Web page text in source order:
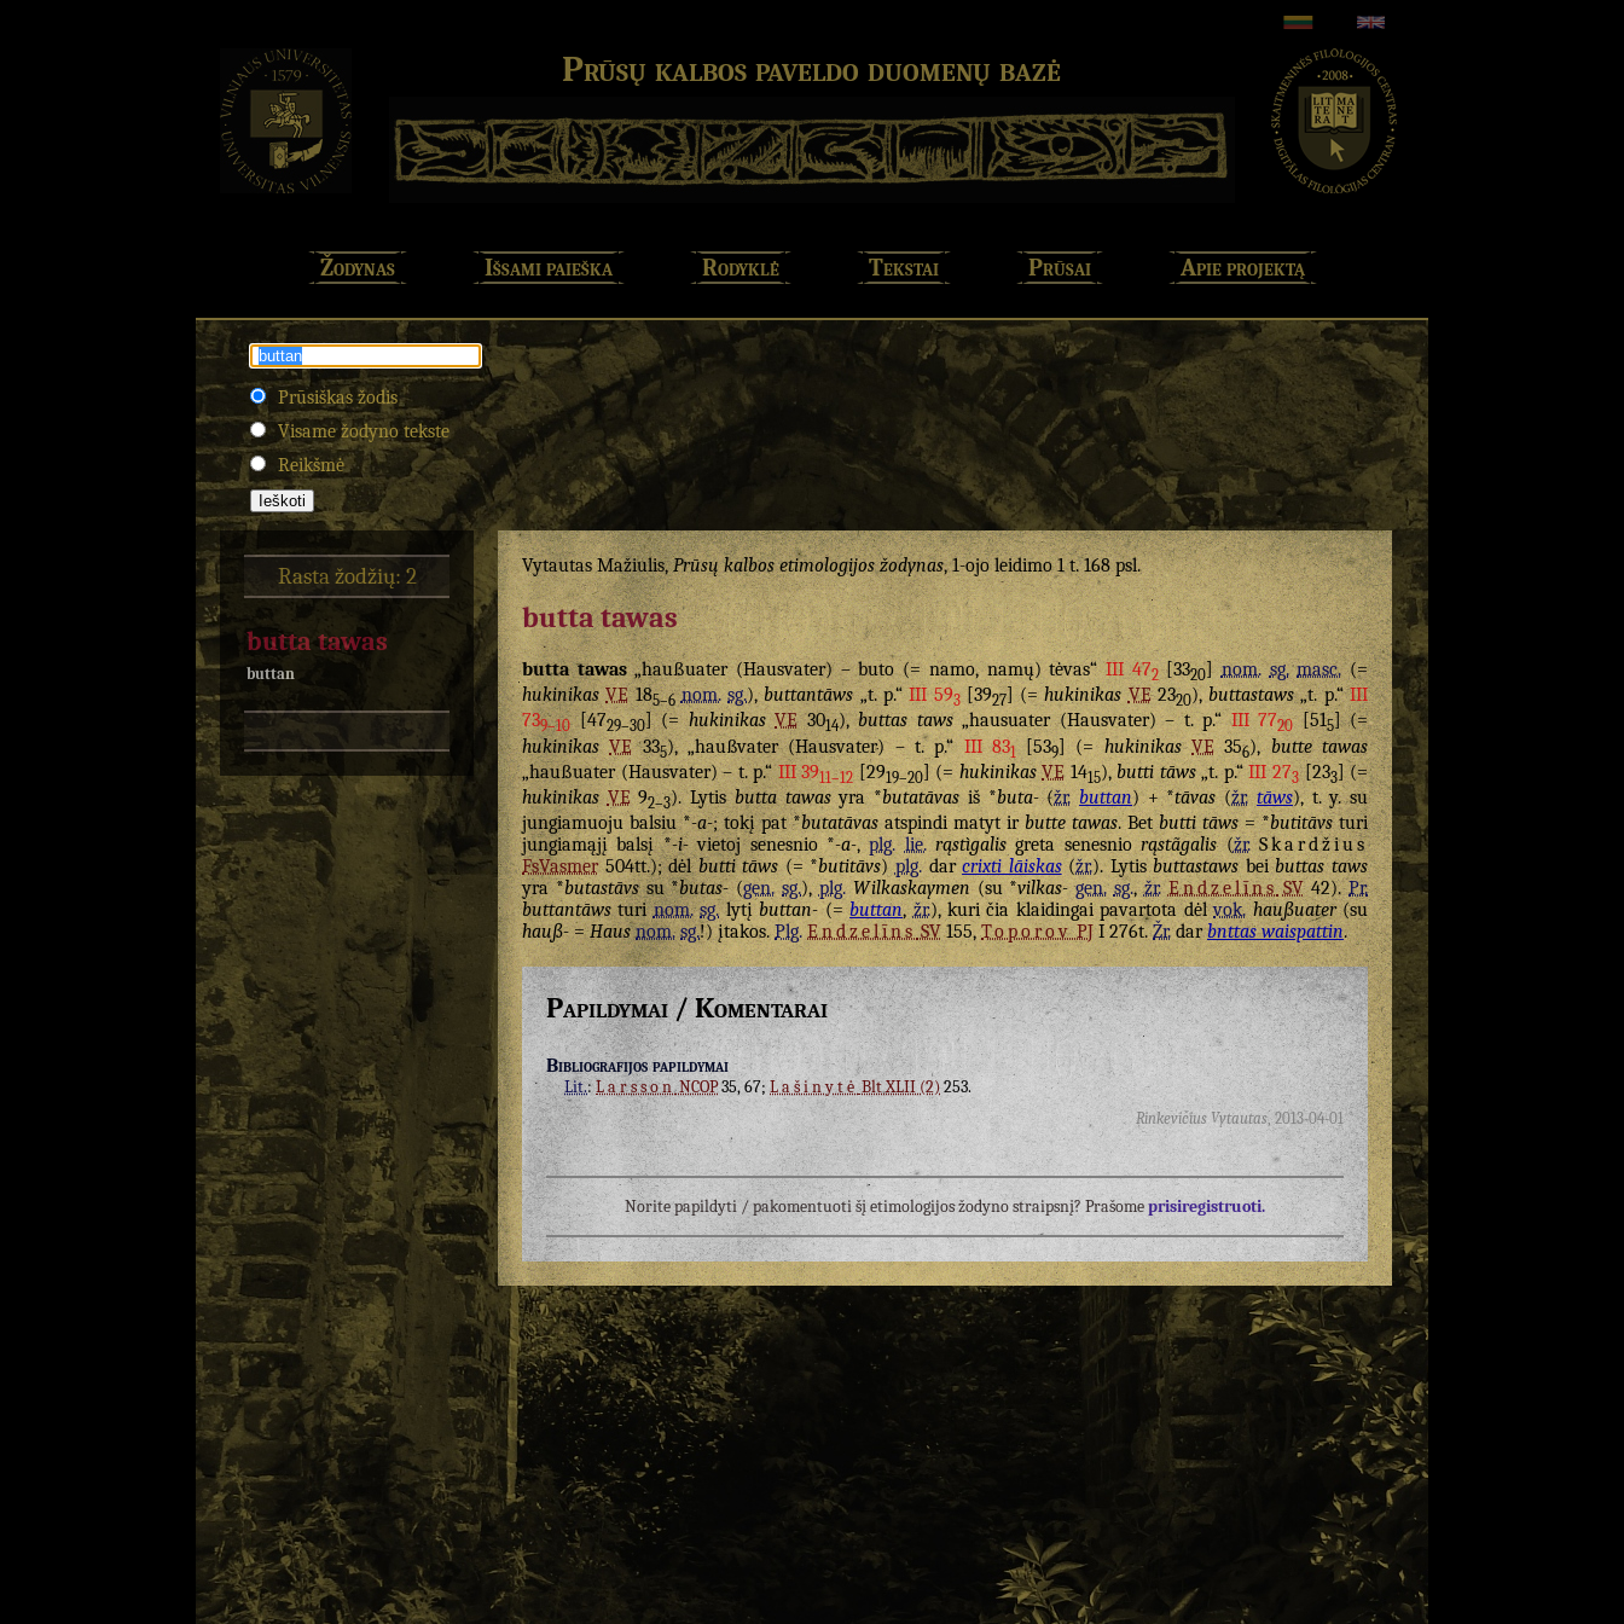
Prūsų kalbos paveldo duomenų bazė
Žodynas Išsami paieška Rodyklė Tekstai Prūsai Apie projektą
Prūsiškas žodis
Visame žodyno tekste
Reikšmė
Rasta žodžių: 2
butta tawas
buttan
Vytautas Mažiulis,Prūsų kalbos etimologijos žodynas, 1-ojo leidimo 1 t. 168 psl.
butta tawas
butta tawas„haußuater (Hausvater) – buto (= namo, namų) tėvas“III 472[3320]nom. sg. masc.(=
hukinikas VE185–6 nom. sg.),buttantāws„t. p.“III 593[3927] (=hukinikas VE2320),buttastaws„t. p.“III
739–10[4729–30] (=hukinikas VE3014),buttas taws„hausuater (Hausvater) – t. p.“III 7720[515] (=
hukinikas VE335), „haußvater (Hausvater) – t. p.“ III 831[539] (= hukinikas VE356), butte tawas
„haußuater (Hausvater) – t. p.“III 3911–12[2919–20] (=hukinikas VE 1415), butti tāws„t. p.“III 273[233] (=
hukinikas VE92–3). Lytisbutta tawasyra *butatāvasiš *buta-(žr. buttan) + *tāvas(žr. tāws), t. y. su
jungiamuoju balsiu *-a-; tokį pat *butatāvasatspindi matyt ir butte tawas. Betbutti tāws= *butitāvsturi
jungiamąjį balsį *-i-vietoj senesnio *-a-,plg. lie. rąstìgalisgreta senesniorąstãgalis(žr. Skardžius
FsVasmer504tt.); dėlbutti tāws(= *butitāvs)plg.darcrixti lāiskas(žr.). Lytisbuttastawsbeibuttas taws
yra *butastāvssu *butas-(gen. sg.),plg. Wilkaskaymen(su *vilkas- gen. sg.,žr. EndzelīnsSV42).Pr.
buttantāwsturinom. sg.lytįbuttan-(=buttan,žr.), kuri čia klaidingai pavartota dėlvok. haußuater(su
hauß-=Haus nom. sg.!) įtakos.Plg. Endzelīns SV155,ToporovPJI 276t.Žr.darbnttas waispattin.
Papildymai / Komentarai
Bibliografijos papildymai
Lit.:LarssonNCOP35, 67; Lašinytė Blt XLII (2)253.
Rinkevičius Vytautas,2013-04-01
Norite papildyti / pakomentuoti šį etimologijos žodyno straipsnį? Prašomeprisiregistruoti.